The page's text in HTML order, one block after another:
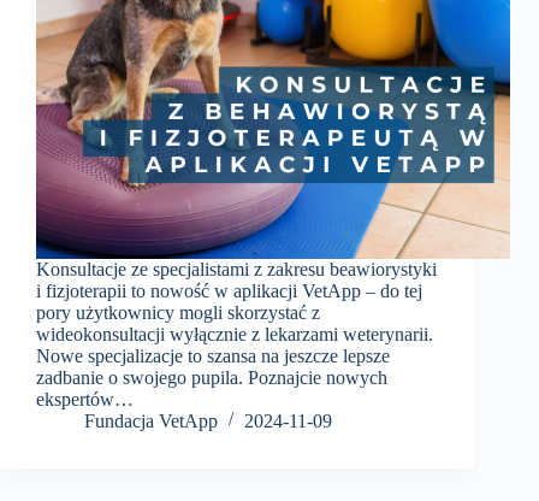
Konsultacje ze specjalistami z zakresu beawiorystyki
i fizjoterapii to nowość w aplikacji VetApp – do tej
pory użytkownicy mogli skorzystać z
wideokonsultacji wyłącznie z lekarzami weterynarii.
Nowe specjalizacje to szansa na jeszcze lepsze
zadbanie o swojego pupila. Poznajcie nowych
ekspertów…
Fundacja VetApp
2024-11-09